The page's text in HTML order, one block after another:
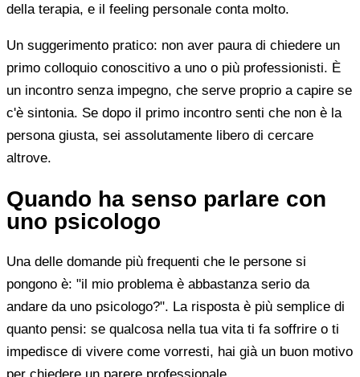
della terapia, e il feeling personale conta molto.
Un suggerimento pratico: non aver paura di chiedere un
primo colloquio conoscitivo a uno o più professionisti. È
un incontro senza impegno, che serve proprio a capire se
c'è sintonia. Se dopo il primo incontro senti che non è la
persona giusta, sei assolutamente libero di cercare
altrove.
Quando ha senso parlare con
uno psicologo
Una delle domande più frequenti che le persone si
pongono è: "il mio problema è abbastanza serio da
andare da uno psicologo?". La risposta è più semplice di
quanto pensi: se qualcosa nella tua vita ti fa soffrire o ti
impedisce di vivere come vorresti, hai già un buon motivo